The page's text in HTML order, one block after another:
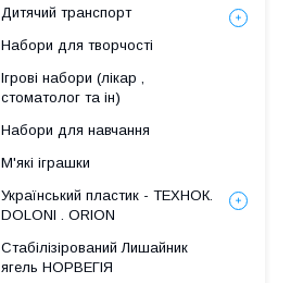
Дитячий транспорт
Набори для творчості
Ігрові набори (лікар ,
стоматолог та ін)
Набори для навчання
М'які іграшки
Український пластик - ТЕХНОК.
DOLONI . ORION
Стабілізірований Лишайник
ягель НОРВЕГІЯ